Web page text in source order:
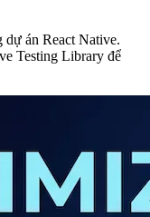
án React Native.
Testing Library để